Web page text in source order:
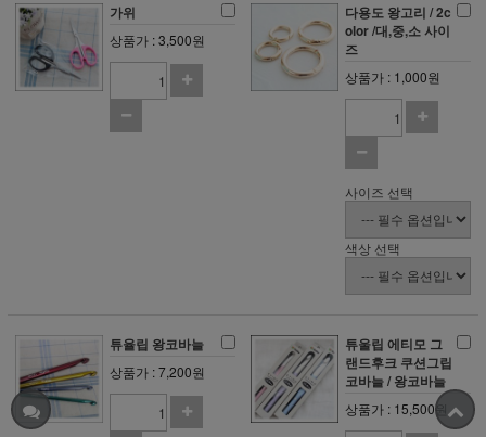
가위
상품가 : 3,500원
다용도 왕고리 / 2c
olor /대,중,소 사이
즈
상품가 : 1,000원
사이즈 선택
색상 선택
튜율립 왕코바늘
상품가 : 7,200원
튜울립 에티모 그
랜드후크 쿠션그립
코바늘 / 왕코바늘
상품가 : 15,500원